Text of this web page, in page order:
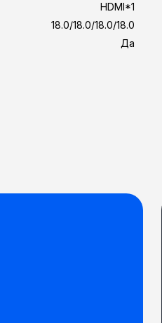
HDMI*1
18.0/18.0/18.0/18.0
Да